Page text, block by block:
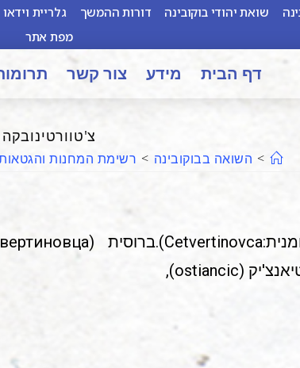
שואת יהודי בוקובינה דורות ההמשך גלריית וידאו
מפת אתר
דף הבית מידע צור קשר
צ'טוורטינובקה
> השואה בבוקובינה > רשימת המחנות